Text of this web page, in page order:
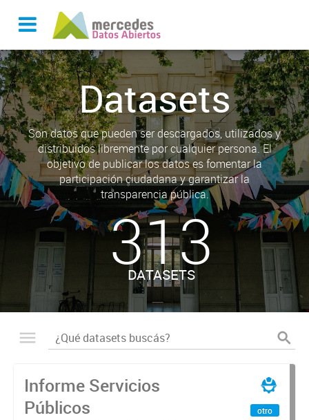
Datasets
Son datos que pueden ser descargados, utilizados y
distribuidos libremente por cualquier persona. El
objetivo de publicar los datos es fomentar la
participación ciudadana y garantizar la
transparencia pública.
313
DATASETS
Informe Servicios
Públicos
otro